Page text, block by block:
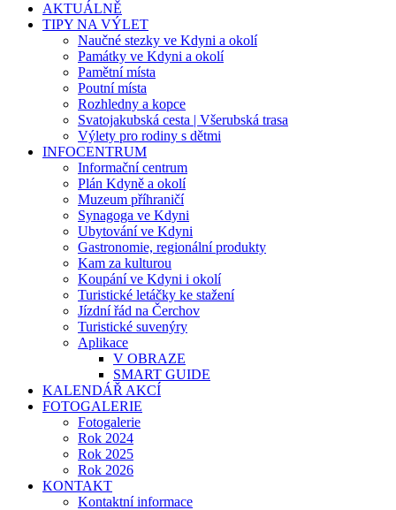
AKTUÁLNĚ
TIPY NA VÝLET
Naučné stezky ve Kdyni a okolí
Památky ve Kdyni a okolí
Pamětní místa
Poutní místa
Rozhledny a kopce
Svatojakubská cesta | Všerubská trasa
Výlety pro rodiny s dětmi
INFOCENTRUM
Informační centrum
Plán Kdyně a okolí
Muzeum příhraničí
Synagoga ve Kdyni
Ubytování ve Kdyni
Gastronomie, regionální produkty
Kam za kulturou
Koupání ve Kdyni i okolí
Turistické letáčky ke stažení
Jízdní řád na Čerchov
Turistické suvenýry
Aplikace
V OBRAZE
SMART GUIDE
KALENDÁŘ AKCÍ
FOTOGALERIE
Fotogalerie
Rok 2024
Rok 2025
Rok 2026
KONTAKT
Kontaktní informace